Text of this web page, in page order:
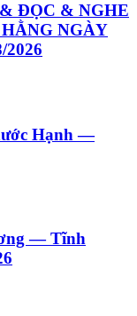
ĐỌC & NGHE
NGÀY
Hạnh —
— Tĩnh